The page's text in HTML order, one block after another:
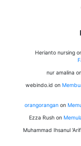
Herianto nursing
nur amalina
webindo.id on
orangorangan on
Ezza Rushon
Muhammad Ihsanul